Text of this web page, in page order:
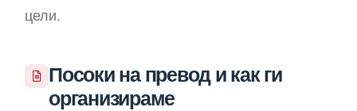
цели.
Посоки на превод и как ги
организираме